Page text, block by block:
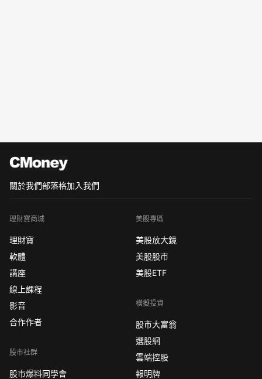
關於我們部落格加入我們
理財寶商城
理財寶
軟體
講座
線上課程
影音
合作作者
股市社群
股市爆料同學會
美股專區
美股放大鏡
美股股市
美股ETF
模擬投資
股市大富翁
選股網
雲端控股
報明牌